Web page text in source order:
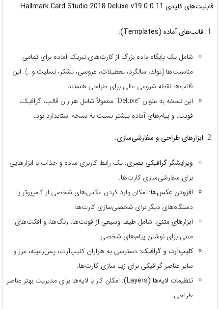
قابلیت‌های کلیدی Hallmark Card Studio 2018 Deluxe v19.0.0.11:
قالب‌های آماده (Templates):
شامل یک پایگاه داده بزرگ از کارت‌های تبریک آماده برای تمامی
مناسبت‌ها (تولد، سالگرد، تعطیلات، عروسی، تشکر، تسلیت و…). این
قالب‌ها نقطه شروعی عالی برای طراحی هستند.
این نسخه به عنوان “Deluxe” معمولاً شامل هزاران قالب، گرافیک،
فونت، و پیام‌های آماده بیشتر نسبت به نسخه استاندارد بود.
ابزارهای طراحی و سفارشی‌سازی:
ویرایشگر گرافیکی بصری: یک رابط کاربری ساده و جذاب با ابزارهایی
برای سفارشی‌سازی کارت‌ها.
افزودن عکس‌ها: امکان وارد کردن عکس‌های شخصی از کامپیوتر یا
دستگاه‌های دیگر برای شخصی‌سازی کارت‌ها.
ابزارهای متنی: شامل طیف وسیعی از فونت‌ها، رنگ‌ها، و افکت‌های
متنی برای نوشتن پیام‌های شخصی.
کلیپ‌آرت و گرافیک: دسترسی به هزاران کلیپ‌آرت، پس‌زمینه، مرز و
سایر عناصر گرافیکی برای زیبا سازی کارت‌ها.
تنظیمات لایه‌ها (Layers):
امکان کار با لایه‌ها برای مدیریت بهتر عناصر
طراحی.